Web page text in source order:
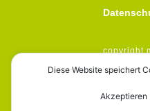
copyright
Diese Website speichert